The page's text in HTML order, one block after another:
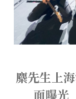
麋先生上
面曝光